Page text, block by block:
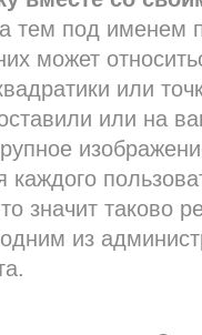
тем под именем
может
или
или на
каждого
значит таково
из